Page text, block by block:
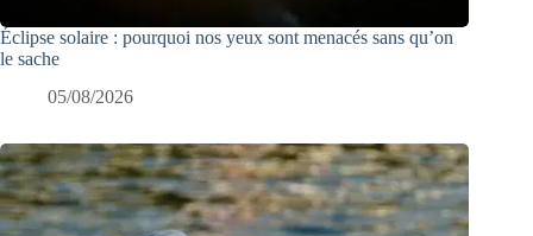
Éclipse solaire : pourquoi nos yeux sont menacés sans qu’on
le sache
05/08/2026